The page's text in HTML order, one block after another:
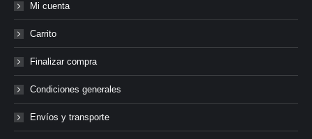
Mi cuenta
Carrito
Finalizar compra
Condiciones generales
Envíos y transporte